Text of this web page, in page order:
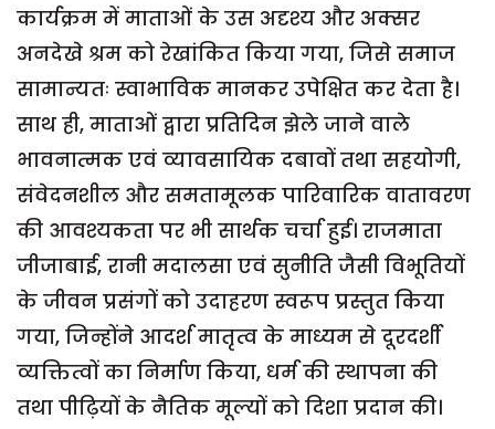
कार्यक्रम में माताओं के उस अदृश्य और अक्सर
अनदेखे श्रम को रेखांकित किया गया, जिसे समाज
सामान्यतः स्वाभाविक मानकर उपेक्षित कर देता है।
साथ ही, माताओं द्वारा प्रतिदिन झेले जाने वाले
भावनात्मक एवं व्यावसायिक दबावों तथा सहयोगी,
संवेदनशील और समतामूलक पारिवारिक वातावरण
की आवश्यकता पर भी सार्थक चर्चा हुई। राजमाता
जीजाबाई, रानी मदालसा एवं सुनीति जैसी विभूतियों
के जीवन प्रसंगों को उदाहरण स्वरूप प्रस्तुत किया
गया, जिन्होंने आदर्श मातृत्व के माध्यम से दूरदर्शी
व्यक्तित्वों का निर्माण किया, धर्म की स्थापना की
तथा पीढ़ियों के नैतिक मूल्यों को दिशा प्रदान की।